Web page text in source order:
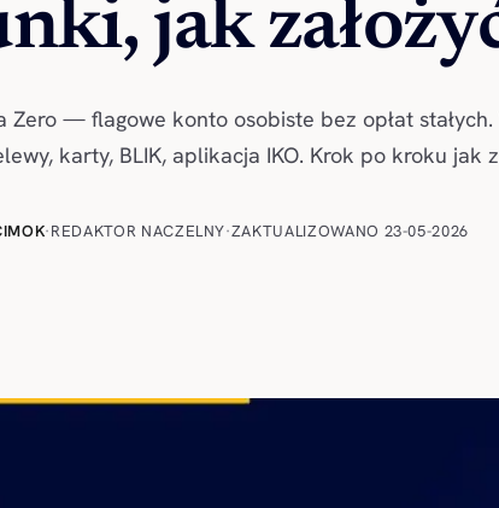
jak
Zero — flagowe konto osobiste bez opłat
karty, BLIK, aplikacja IKO. Krok po kroku jak
·REDAKTOR NACZELNY·ZAKTUALIZOWANO 23-05-2026